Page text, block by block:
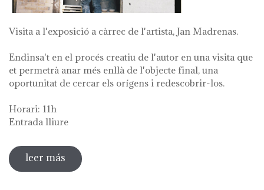
Visita a l'exposició a càrrec de l'artista, Jan Madrenas.
Endinsa't en el procés creatiu de l'autor en una visita que
et permetrà anar més enllà de l'objecte final, una
oportunitat de cercar els orígens i redescobrir-los.
Horari: 11h
Entrada lliure
leer más sobre visita guiada a l'exposició 'anar a la
font'